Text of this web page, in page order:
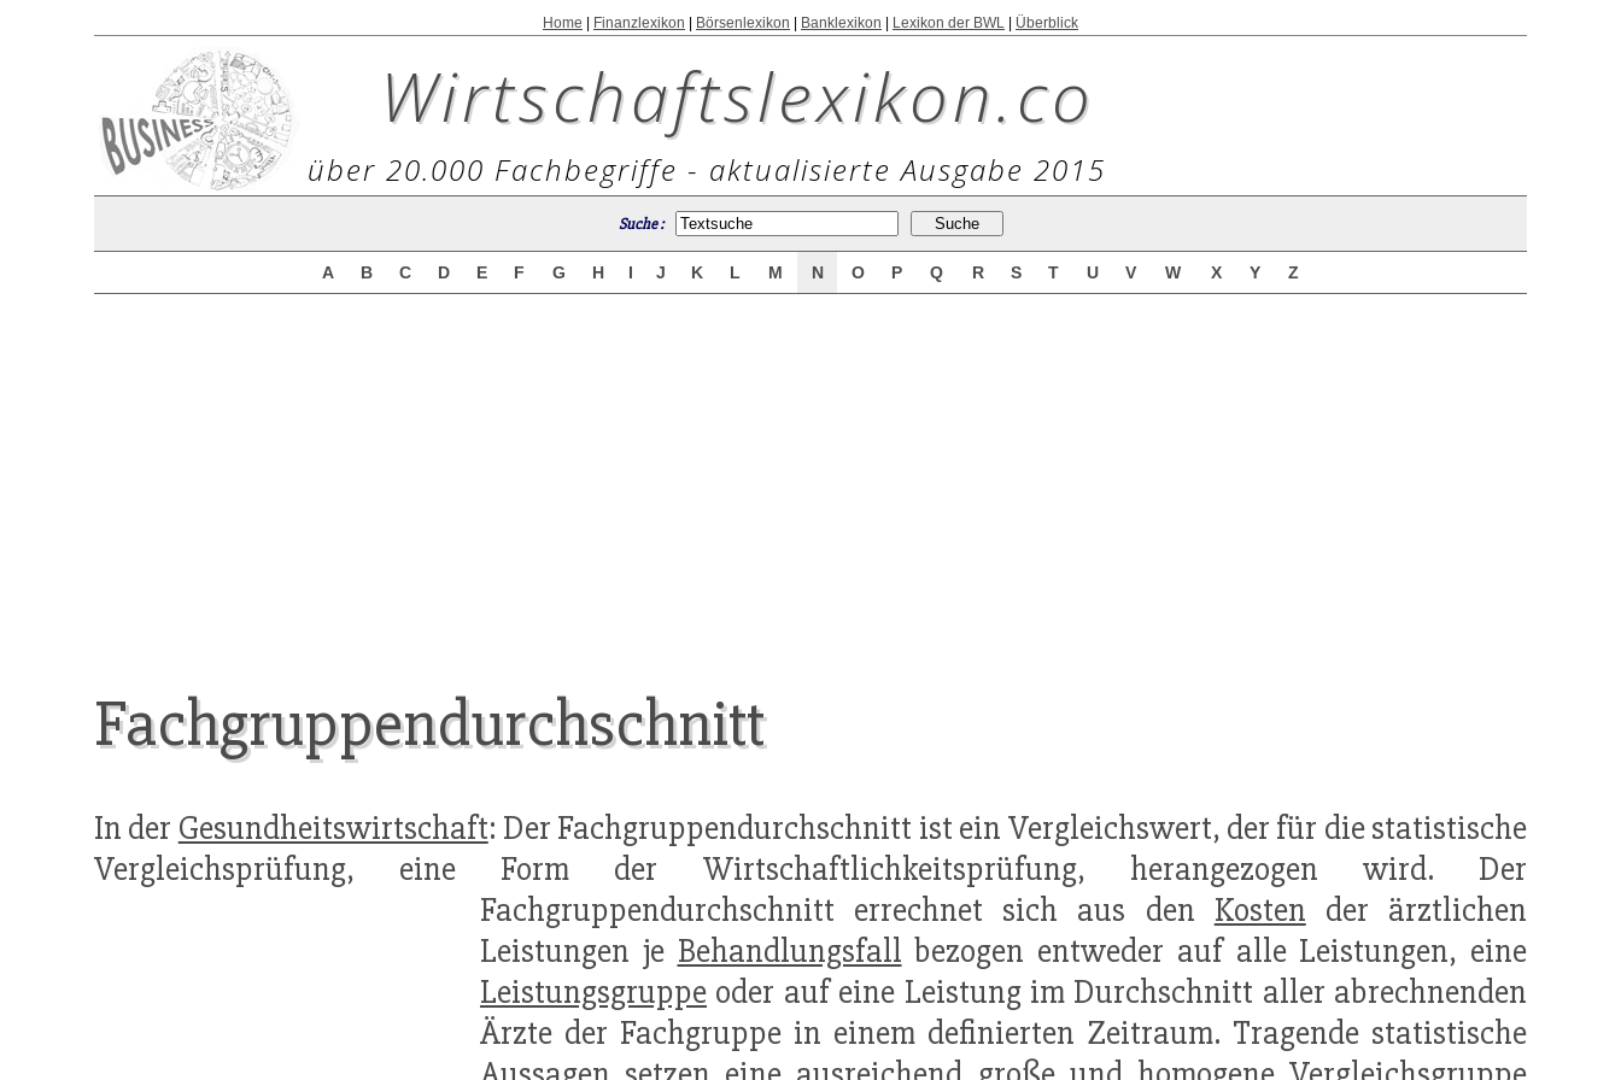
Home Finanzlexikon Börsenlexikon Banklexikon Lexikon der BWL Überblick
Wirtschaftslexikon.co
über 20.000 Fachbegriffe - aktualisierte Ausgabe 2015
Suche :
A B C D E F G H I J K L M N O P Q R S T U V W X Y Z
Fachgruppendurchschnitt
In der Gesundheitswirtschaft: Der Fachgruppendurchschnitt ist ein Vergleichswert, der für die statistische
Vergleichsprüfung, eine Form der Wirtschaftlichkeitsprüfung, herangezogen wird. Der
Fachgruppendurchschnitt errechnet sich aus den Kosten der ärztlichen
Leistungen je Behandlungsfall bezogen entweder auf alle Leistungen, eine
Leistungsgruppe oder auf eine Leistung im Durchschnitt aller abrechnenden
Ärzte der Fachgruppe in einem definierten Zeitraum. Tragende statistische